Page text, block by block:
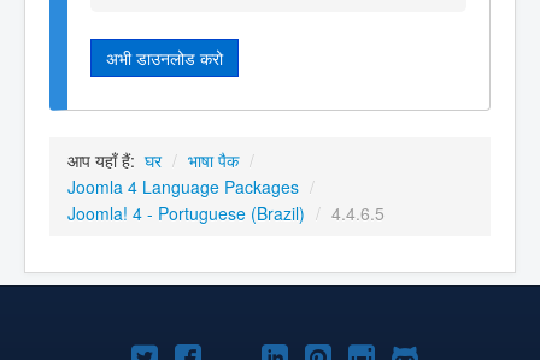
अभी डाउनलोड करो
आप यहाँ हैं: घर / भाषा पैक /
Joomla 4 Language Packages /
Joomla! 4 - Portuguese (Brazil) / 4.4.6.5